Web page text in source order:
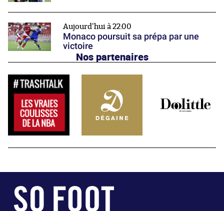
Aujourd'hui à 22:00
Monaco poursuit sa prépa par une
victoire
Nos partenaires